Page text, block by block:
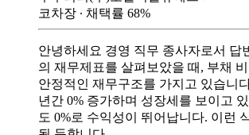
코차장 ∙ 채택률 68%
안녕하세요 경영 직무 종사자로서 답
의 재무제표를 살펴보았을 때, 부채
안정적인 재무구조를 가지고 있습니
년간 0% 증가하며 성장세를 보이고
도 0%로 수익성이 뛰어납니다. 이런